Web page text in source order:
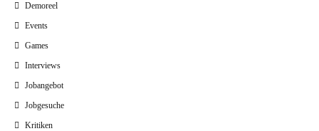
Demoreel
Events
Games
Interviews
Jobangebot
Jobgesuche
Kritiken